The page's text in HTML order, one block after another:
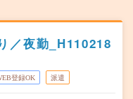
／夜勤_H110218
登録OK 派遣